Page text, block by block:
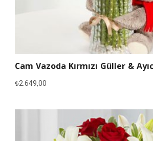
Cam Vazoda Kırmızı Güller &
₺2.649,00